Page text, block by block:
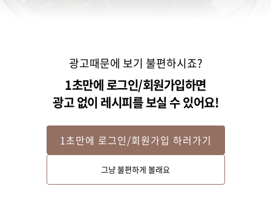
톳은 물에 씻어 줄기를 제거하고 홍합살은 약간의 소금을 넣은 물에 흔들어 씻
은 후 물기를 빼주세요.
광고때문에 보기 불편하시죠?
1초만에 로그인/회원가입하면
광고 없이 레시피를 보실 수 있어요!
1초만에 로그인/회원가입 하러가기
그냥 불편하게 볼래요